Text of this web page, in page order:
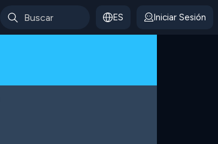
ES Iniciar Sesión